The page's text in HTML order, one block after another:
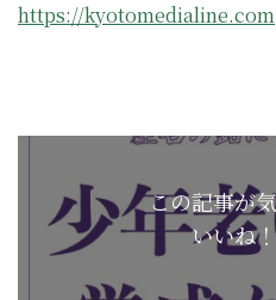
https://kyotomedialine.com
この記事が
いいね